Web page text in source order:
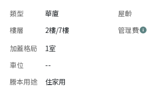
類型 華廈 屋齡
樓層
2樓/7樓 管理費
加蓋格局
1室
車位
--
謄本用途
住家用